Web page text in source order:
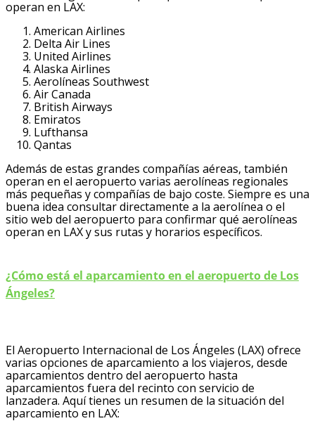
operan en LAX:
American Airlines
Delta Air Lines
United Airlines
Alaska Airlines
Aerolíneas Southwest
Air Canada
British Airways
Emiratos
Lufthansa
Qantas
Además de estas grandes compañías aéreas, también
operan en el aeropuerto varias aerolíneas regionales
más pequeñas y compañías de bajo coste. Siempre es una
buena idea consultar directamente a la aerolínea o el
sitio web del aeropuerto para confirmar qué aerolíneas
operan en LAX y sus rutas y horarios específicos.
¿Cómo está el aparcamiento en el aeropuerto de Los
Ángeles?
El Aeropuerto Internacional de Los Ángeles (LAX) ofrece
varias opciones de aparcamiento a los viajeros, desde
aparcamientos dentro del aeropuerto hasta
aparcamientos fuera del recinto con servicio de
lanzadera. Aquí tienes un resumen de la situación del
aparcamiento en LAX: